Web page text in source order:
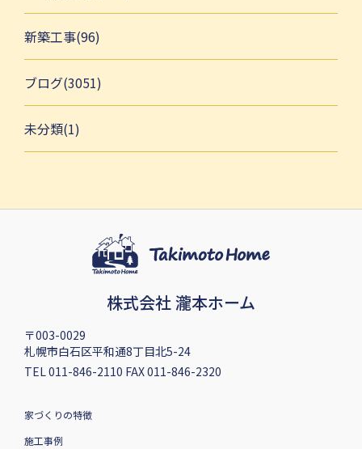
新築工事(96)
ブログ(3051)
未分類(1)
株式会社 瀧本ホーム
〒003-0029
札幌市白石区平和通8丁目北5-24
TEL 011-846-2110 FAX 011-846-2320
家づくりの特徴
施工事例